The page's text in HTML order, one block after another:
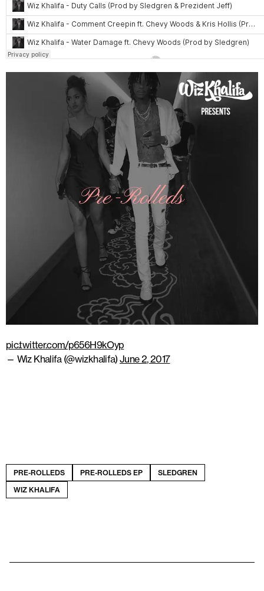
pic.twitter.com/p656H9kOyp
— Wiz Khalifa (@wizkhalifa)June 2, 2017
PRE-ROLLEDS PRE-ROLLEDS EP
SLEDGREN
WIZ KHALIFA